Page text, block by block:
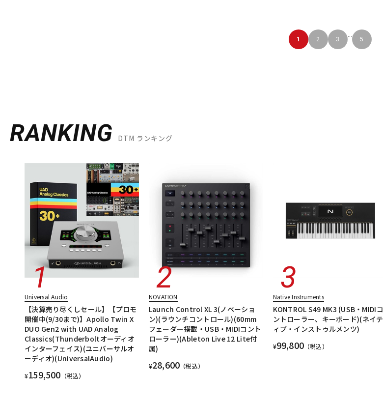
1 2 3 5
RANKING DTM ランキング
Universal Audio
【決算売り尽くしセール】【プロモ
開催中(9/30まで)】Apollo Twin X
DUO Gen2 with UAD Analog
Classics(Thunderboltオーディオ
インターフェイス)(ユニバーサルオ
ーディオ)(UniversalAudio)
¥159,500 （税込）
NOVATION
Launch Control XL 3(ノベーショ
ン)(ラウンチコントロール)(60mm
フェーダー搭載・USB・MIDIコント
ローラー)(Ableton Live 12 Lite付
属)
¥28,600 （税込）
Native Instruments
KONTROL S49 MK3 (USB・MIDIコ
ントローラー、キーボード)(ネイテ
ィブ・インストゥルメンツ)
¥99,800 （税込）